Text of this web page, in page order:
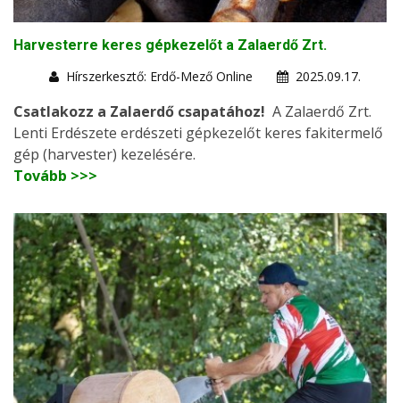
Harvesterre keres gépkezelőt a Zalaerdő Zrt.
Hírszerkesztő: Erdő-Mező Online
2025.09.17.
Csatlakozz a Zalaerdő csapatához! A Zalaerdő Zrt.
Lenti Erdészete erdészeti gépkezelőt keres fakitermelő
gép (harvester) kezelésére.
Tovább >>>